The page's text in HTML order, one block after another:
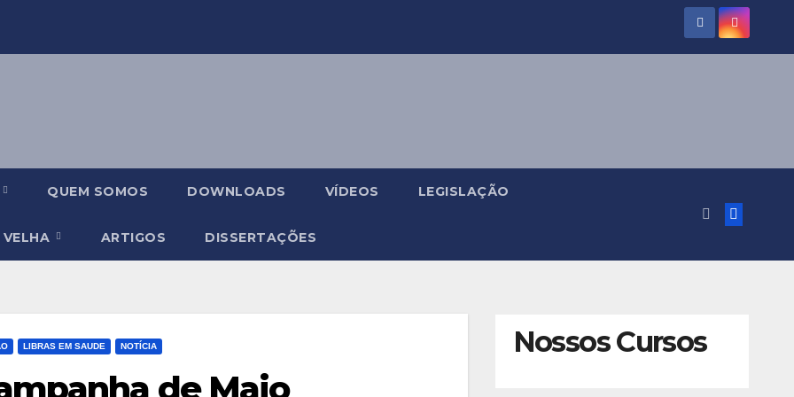
QUEM SOMOS DOWNLOADS VÍDEOS LEGISLAÇÃO
ARTIGOS DISSERTAÇÕES
LIBRAS EM SAUDE NOTÍCIA
de Maio
Nossos Cursos